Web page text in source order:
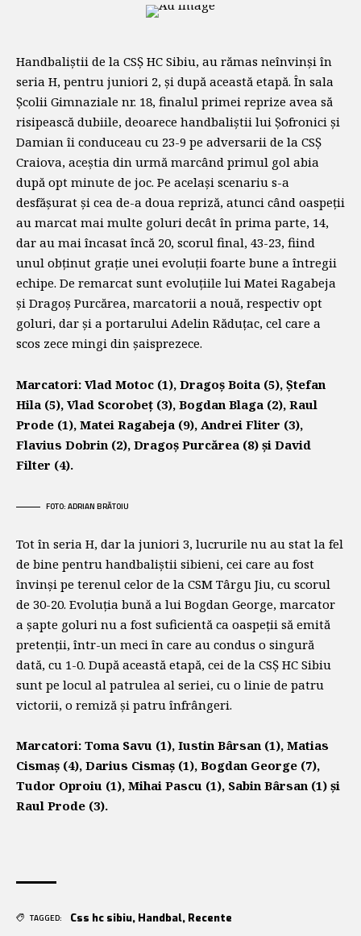
Handbaliștii de la CSȘ HC Sibiu, au rămas neînvinși în
seria H, pentru juniori 2, și după această etapă. În sala
Școlii Gimnaziale nr. 18, finalul primei reprize avea să
risipească dubiile, deoarece handbaliștii lui Șofronici și
Damian îi conduceau cu 23-9 pe adversarii de la CSȘ
Craiova, aceștia din urmă marcând primul gol abia
după opt minute de joc. Pe același scenariu s-a
desfășurat și cea de-a doua repriză, atunci când oaspeții
au marcat mai multe goluri decât în prima parte, 14,
dar au mai încasat încă 20, scorul final, 43-23, fiind
unul obținut grație unei evoluții foarte bune a întregii
echipe. De remarcat sunt evoluțiile lui Matei Ragabeja
și Dragoș Purcărea, marcatorii a nouă, respectiv opt
goluri, dar și a portarului Adelin Răduțac, cel care a
scos zece mingi din șaisprezece.
Marcatori: Vlad Motoc (1), Dragoș Boita (5), Ștefan
Hila (5), Vlad Scorobeț (3), Bogdan Blaga (2), Raul
Prode (1), Matei Ragabeja (9), Andrei Fliter (3),
Flavius Dobrin (2), Dragoș Purcărea (8) și David
Filter (4).
FOTO: ADRIAN BRĂTOIU
Tot în seria H, dar la juniori 3, lucrurile nu au stat la fel
de bine pentru handbaliștii sibieni, cei care au fost
învinși pe terenul celor de la CSM Târgu Jiu, cu scorul
de 30-20. Evoluția bună a lui Bogdan George, marcator
a șapte goluri nu a fost suficientă ca oaspeții să emită
pretenții, într-un meci în care au condus o singură
dată, cu 1-0. După această etapă, cei de la CSȘ HC Sibiu
sunt pe locul al patrulea al seriei, cu o linie de patru
victorii, o remiză și patru înfrângeri.
Marcatori: Toma Savu (1), Iustin Bârsan (1), Matias
Cismaș (4), Darius Cismaș (1), Bogdan George (7),
Tudor Oproiu (1), Mihai Pascu (1), Sabin Bârsan (1) și
Raul Prode (3).
TAGGED: Css hc sibiu, Handbal, Recente